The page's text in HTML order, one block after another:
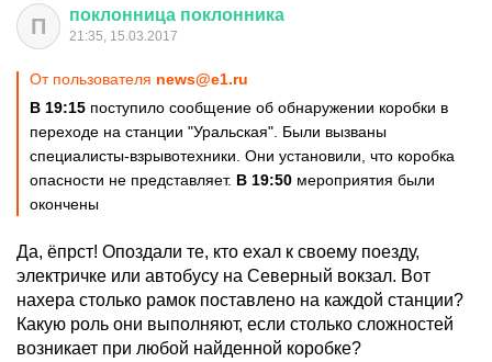
П поклонница поклонника
21:35, 15.03.2017
От пользователя news@e1.ru
В 19:15 поступило сообщение об обнаружении коробки в
переходе на станции "Уральская". Были вызваны
специалисты-взрывотехники. Они установили, что коробка
опасности не представляет. В 19:50 мероприятия были
окончены
Да, ёпрст! Опоздали те, кто ехал к своему поезду,
электричке или автобусу на Северный вокзал. Вот
нахера столько рамок поставлено на каждой станции?
Какую роль они выполняют, если столько сложностей
возникает при любой найденной коробке?